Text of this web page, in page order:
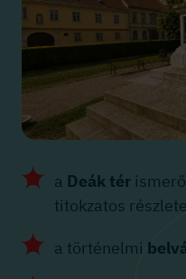
a Deák tér
titokzatos
a történelmi